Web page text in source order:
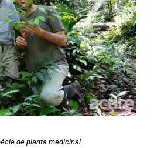
de planta medicinal.